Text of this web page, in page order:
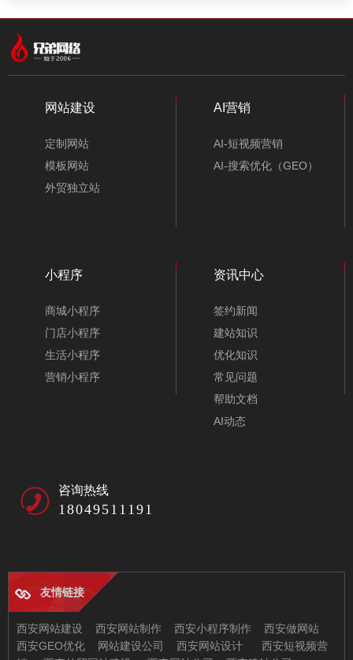
网站建设
定制网站
模板网站
外贸独立站
AI营销
AI-短视频营销
AI-搜索优化（GEO）
小程序
商城小程序
门店小程序
生活小程序
营销小程序
资讯中心
签约新闻
建站知识
优化知识
常见问题
帮助文档
AI动态
咨询热线
18049511191
友情链接
西安网站建设 西安网站制作 西安小程序制作
西安做网站
西安GEO优化
网站建设公司 西安网站设计
西安短视频营